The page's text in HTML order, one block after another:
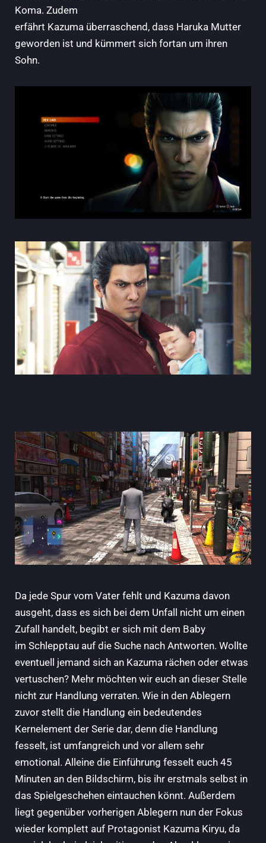
Koma. Zudem
erfährt Kazuma überraschend, dass Haruka Mutter
geworden ist und kümmert sich fortan um ihren
Sohn.
Da jede Spur vom Vater fehlt und Kazuma davon
ausgeht, dass es sich bei dem Unfall nicht um einen
Zufall handelt, begibt er sich mit dem Baby
im Schlepptau auf die Suche nach Antworten. Wollte
eventuell jemand sich an Kazuma rächen oder etwas
vertuschen? Mehr möchten wir euch an dieser Stelle
nicht zur Handlung verraten. Wie in den Ablegern
zuvor stellt die Handlung ein bedeutendes
Kernelement der Serie dar, denn die Handlung
fesselt, ist umfangreich und vor allem sehr
emotional. Alleine die Einführung fesselt euch 45
Minuten an den Bildschirm, bis ihr erstmals selbst in
das Spielgeschehen eintauchen könnt. Außerdem
liegt gegenüber vorherigen Ablegern nun der Fokus
wieder komplett auf Protagonist Kazuma Kiryu, da